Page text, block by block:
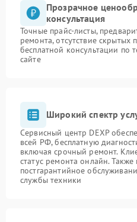
Прозрачное
консультация
Точные прайс-листы,
ремонта, отсутствие скрытых
бесплатной консультации по
сайте
Широкий спектр
Сервисный центр DEXP
всей РФ, бесплатную
включая срочный ремонт.
статус ремонта онлайн. Также
постгарантийное
службы техники